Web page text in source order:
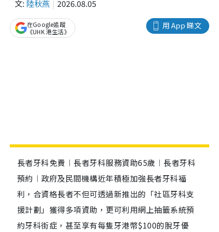
文: 陸秋燕 2026.08.05
用 App 睇文
在Google追蹤
《UHK 港生活》
長者牙科免費︱長者牙科服務資助65歲︱長者牙科
預約︱政府及民間機構近年積極加強長者牙科福
利，合資格長者不但可透過新推出的「社區牙科支
援計劃」獲得多項資助，更可利用網上抽籤系統預
約牙科街症，甚至享有每隻牙港幣$100的脫牙優